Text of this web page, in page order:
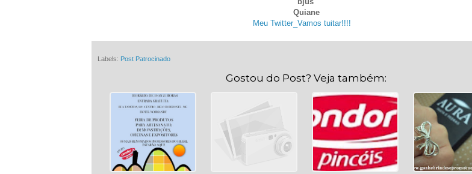
Quiane
Meu Twitter_Vamos tuitar!!!!
Labels: Post Patrocinado
Gostou do Post? Veja também: